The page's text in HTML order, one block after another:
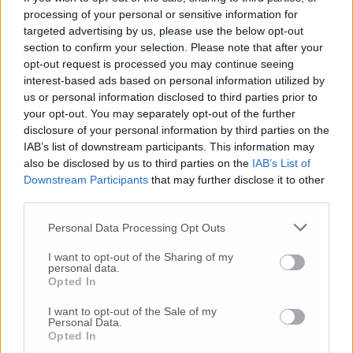
processing of your personal or sensitive information for
targeted advertising by us, please use the below opt-out
section to confirm your selection. Please note that after your
opt-out request is processed you may continue seeing
interest-based ads based on personal information utilized by
us or personal information disclosed to third parties prior to
your opt-out. You may separately opt-out of the further
disclosure of your personal information by third parties on the
IAB’s list of downstream participants. This information may
also be disclosed by us to third parties on the IAB’s List of
Downstream Participants that may further disclose it to other
Personal Data Processing Opt Outs
I want to opt-out of the Sharing of my
personal data.
Opted In
I want to opt-out of the Sale of my
Personal Data.
Opted In
I banchi della maggioranza nella Sala Gialla
Nel frattempo il sindaco Pirani ha convocato
un nuovo Consiglio comunale per sabato
2024, presa d’atto dellavalidazione
aggiornamento biennale Pef Tari per il